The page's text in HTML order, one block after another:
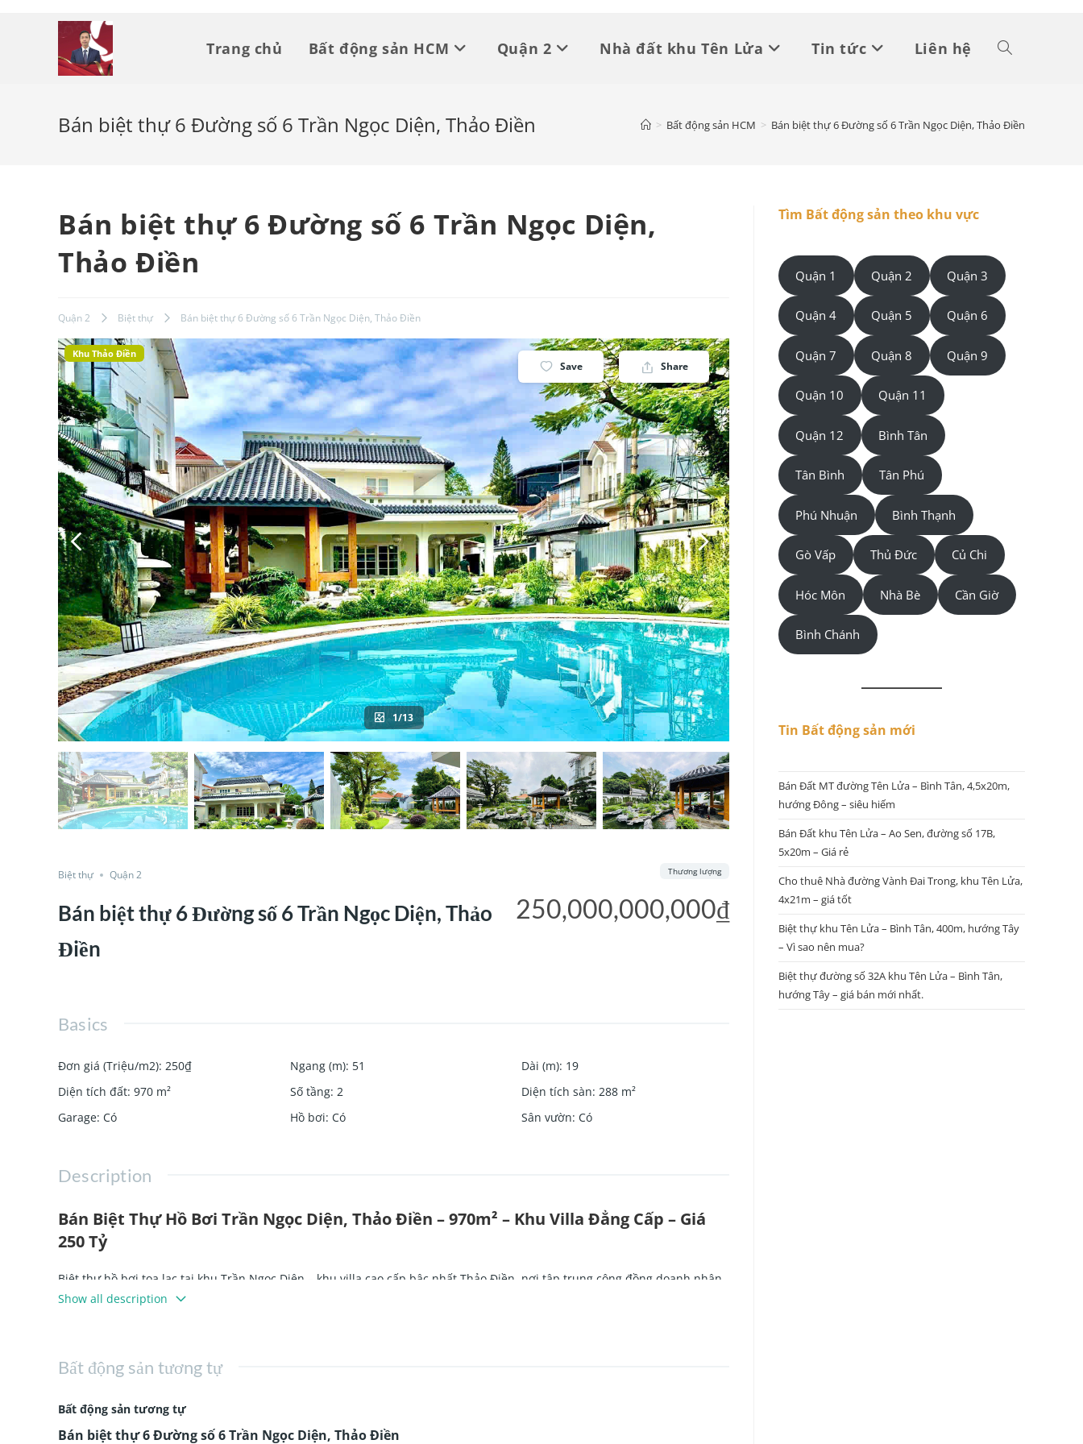
Trang chủ Bất động sản HCM Quận 2 Nhà đất khu Tên Lửa Tin tức Liên hệ Toggle
website
Bán biệt thự 6 Đường số 6 Trần Ngọc Diện, Thảo Điền > Bất động sản HCM > Bán biệt thự 6 Đường số 6 Trần Ngọc Diện, Thảo Điền
Bán biệt thự 6 Đường số 6 Trần Ngọc Diện,
Thảo Điền
Quận 2 Biệt thự Bán biệt thự 6 Đường số 6 Trần Ngọc Diện, Thảo Điền
Khu Thảo Điền
Save Share
1/13
Biệt thự Quận 2
Bán biệt thự 6 Đường số 6 Trần Ngọc Diện, Thảo
Điền
250,000,000,000₫
Thương lượng
Basics
Đơn giá (Triệu/m2): 250₫ Ngang (m): 51 Dài (m): 19
Diện tích đất: 970 m² Số tầng: 2 Diện tích sàn: 288 m²
Garage: Có Hồ bơi: Có Sân vườn: Có
Description
Bán Biệt Thự Hồ Bơi Trần Ngọc Diện, Thảo Điền – 970m² – Khu Villa Đẳng Cấp – Giá
250 Tỷ
Biệt thự hồ bơi tọa lạc tại khu Trần Ngọc Diện – khu villa cao cấp bậc nhất Thảo Điền , nơi tập trung cộng đồng doanh nhân
và chuyên gia quốc tế.
Diện tích: 51m x 19m
Show all description
Bất động sản tương tự
Bất động sản tương tự
Bán biệt thự 6 Đường số 6 Trần Ngọc Diện, Thảo Điền
Tìm Bất động sản theo khu vực
Quận 1 Quận 2 Quận 3
Quận 4 Quận 5 Quận 6
Quận 7 Quận 8 Quận 9
Quận 10 Quận 11
Quận 12 Bình Tân
Tân Bình Tân Phú
Phú Nhuận Bình Thạnh
Gò Vấp Thủ Đức Củ Chi
Hóc Môn Nhà Bè Cần Giờ
Bình Chánh
Tin Bất động sản mới
Bán Đất MT đường Tên Lửa – Bình Tân, 4,5x20m,
hướng Đông – siêu hiếm
Bán Đất khu Tên Lửa – Ao Sen, đường số 17B,
5x20m – Giá rẻ
Cho thuê Nhà đường Vành Đai Trong, khu Tên Lửa,
4x21m – giá tốt
Biệt thự khu Tên Lửa – Bình Tân, 400m, hướng Tây
– Vì sao nên mua?
Biệt thự đường số 32A khu Tên Lửa – Bình Tân,
hướng Tây – giá bán mới nhất.